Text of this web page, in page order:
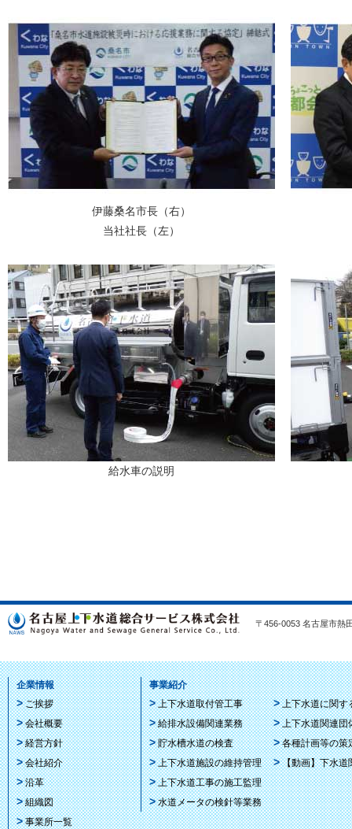
伊藤桑名市長（右）
当社社長（左）
給水車の説明
〒456-0053 名古屋市
企業情報
ご挨拶
会社概要
経営方針
会社紹介
沿革
組織図
事業所一覧
事業紹介
上下水道取付管工事
給排水設備関連業務
貯水槽水道の検査
上下水道施設の維持管理
上下水道工事の施工監理
水道メータの検針等業務
上下水道に関す
上下水道関連団
各種計画等の策
【動画】下水道